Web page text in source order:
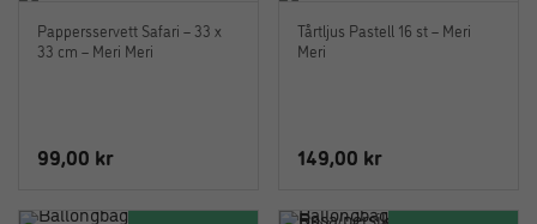
Pappersservett Safari – 33 x
33 cm – Meri Meri
99,00 kr
Tårtljus Pastell 16 st – Meri
Meri
149,00 kr